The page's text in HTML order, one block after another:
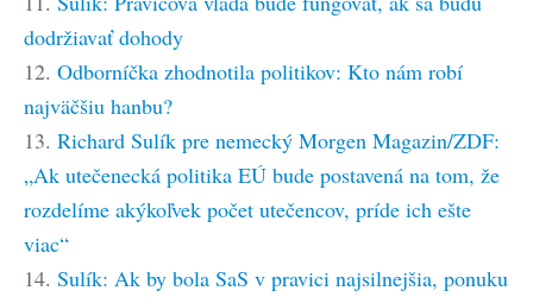
dodržiavať dohody
12. Odborníčka zhodnotila politikov: Kto nám robí
najväčšiu hanbu?
13. Richard Sulík pre nemecký Morgen Magazin/ZDF:
„Ak utečenecká politika EÚ bude postavená na tom, že
rozdelíme akýkoľvek počet utečencov, príde ich ešte
viac“
14. Sulík: Ak by bola SaS v pravici najsilnejšia, ponuku